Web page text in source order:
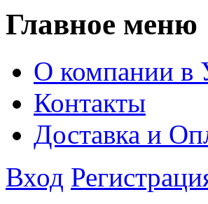
Главное меню
О компании в
Контакты
Доставка и
Вход